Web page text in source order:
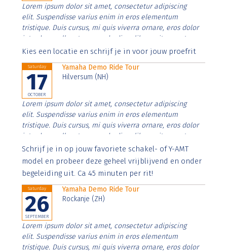
Lorem ipsum dolor sit amet, consectetur adipiscing
elit. Suspendisse varius enim in eros elementum
tristique. Duis cursus, mi quis viverra ornare, eros dolor
interdum nulla, ut commodo diam libero vitae erat.
Aenean faucibus nibh et justo cursus id rutrum lorem
Kies een locatie en schrijf je in voor jouw proefrit
Saturday
17
OCTOBER
Yamaha Demo Ride Tour
Hilversum (NH)
Lorem ipsum dolor sit amet, consectetur adipiscing
elit. Suspendisse varius enim in eros elementum
tristique. Duis cursus, mi quis viverra ornare, eros dolor
interdum nulla, ut commodo diam libero vitae erat.
Aenean faucibus nibh et justo cursus id rutrum lorem
imperdiet. Nunc ut sem vitae risus tristique posuere.
Schrijf je in op jouw favoriete schakel- of Y-AMT
model en probeer deze geheel vrijblijvend en onder
begeleiding uit. Ca 45 minuten per rit!
Saturday
26
SEPTEMBER
Yamaha Demo Ride Tour
Rockanje (ZH)
Lorem ipsum dolor sit amet, consectetur adipiscing
elit. Suspendisse varius enim in eros elementum
tristique. Duis cursus, mi quis viverra ornare, eros dolor